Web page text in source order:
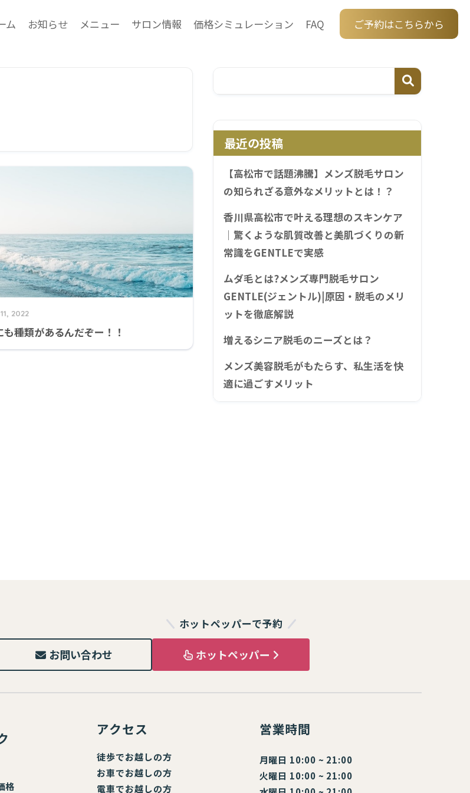
ム お知らせ メニュー サロン情報 価格シミュレーション FAQ ご予約はこちらから
2022
も種類があるんだぞー！！
最近の投稿
【高松市で話題沸騰】メンズ脱毛サロン
の知られざる意外なメリットとは！？
香川県高松市で叶える理想のスキンケア
｜驚くような肌質改善と美肌づくりの新
常識をGENTLEで実感
ムダ毛とは?メンズ専門脱毛サロン
GENTLE(ジェントル)|原因・脱毛のメリ
ットを徹底解説
増えるシニア脱毛のニーズとは？
メンズ美容脱毛がもたらす、私生活を快
適に過ごすメリット
お問い合わせ
ホットペッパーで予約
ホットペッパー
格
アクセス
徒歩でお越しの方
お車でお越しの方
電車でお越しの方
営業時間
月曜日 10:00 ~ 21:00
火曜日 10:00 ~ 21:00